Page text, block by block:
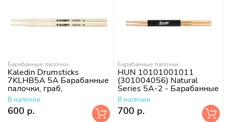
Барабанные палочки
Kaledin Drumsticks
7KLHB5A 5A Барабанные
палочки, граб,
деревянный наконечник
В наличии
600 р.
Барабанные палочки
HUN 10101001011
(301004056) Natural
Series 5A-2 - Барабанные
палочки
В наличии
700 р.